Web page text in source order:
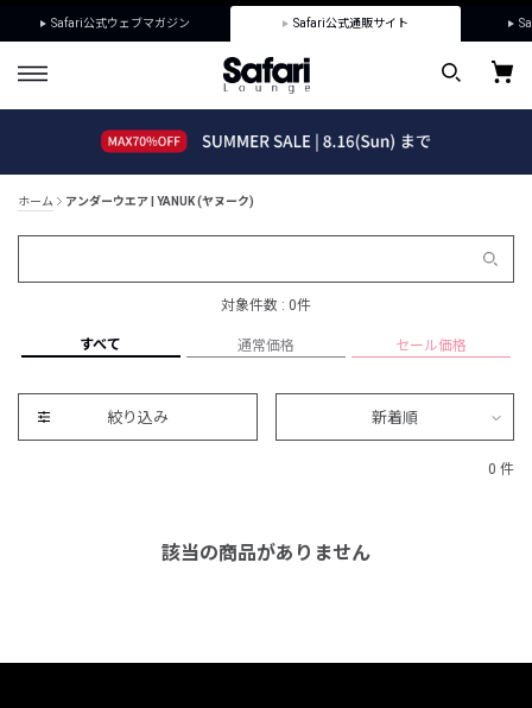
Safari公式ウェブマガジン Safari公式通販サイト
ホーム アンダーウエア | YANUK (ヤヌーク)
対象件数 : 0件
すべて 通常価格 セール価格
絞り込み 新着順
0 件
該当の商品がありません